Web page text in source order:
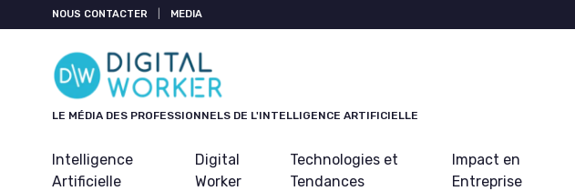
NOUS CONTACTER MEDIA
LE MÉDIA DES PROFESSIONNELS DE L'INTELLIGENCE ARTIFICIELLE
Intelligence
Artificielle
Digital
Worker
Technologies et
Tendances
Impact en
Entreprise
Panneau de gestion des cookies